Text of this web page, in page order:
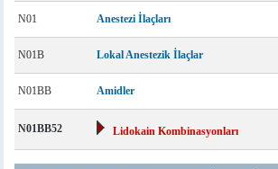
N01 Anestezi İlaçları
N01B Lokal Anestezik İlaçlar
N01BB Amidler
N01BB52 Lidokain Kombinasyonları